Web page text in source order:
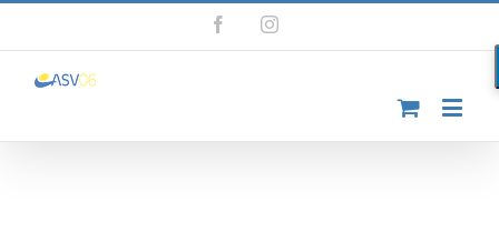
FacebookInstagram